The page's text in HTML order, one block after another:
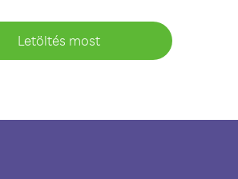
Letöltés most